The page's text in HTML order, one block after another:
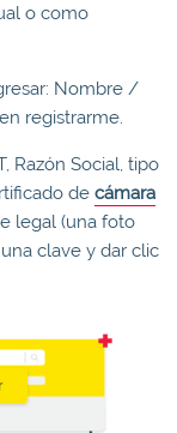
o como
Nombre /
registrarme.
Razón Social, tipo
de cámara
legal (una foto
clave y dar clic